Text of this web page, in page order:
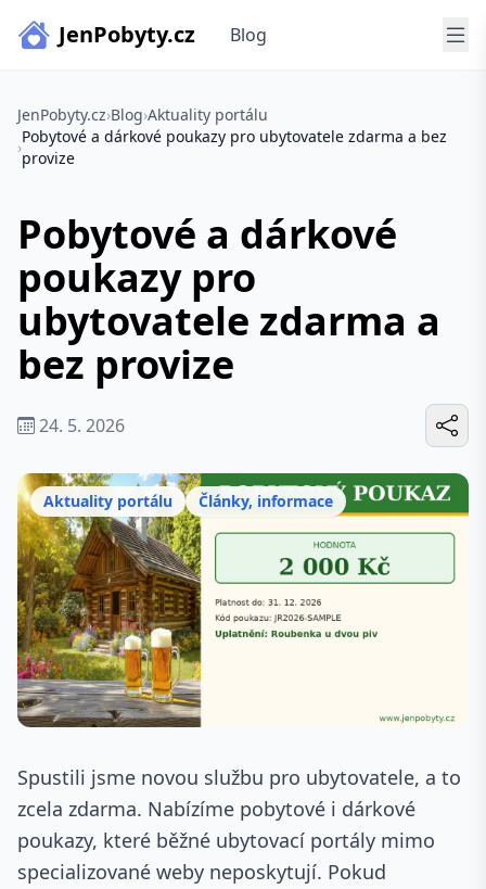
JenPobyty.cz Blog
JenPobyty.cz›Blog›Aktuality portálu
›
Pobytové a dárkové poukazy pro ubytovatele zdarma a bez
provize
Pobytové a dárkové
poukazy pro
ubytovatele zdarma a
bez provize
24. 5. 2026
Aktuality portálu Články, informace
Spustili jsme novou službu pro ubytovatele, a to
zcela zdarma. Nabízíme pobytové i dárkové
poukazy, které běžné ubytovací portály mimo
specializované weby neposkytují. Pokud